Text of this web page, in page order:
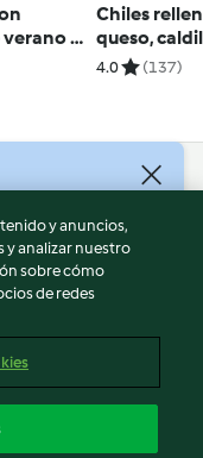
verano y
Chiles
queso,
y gelatina
4.0 (137)
y anuncios,
y analizar nuestro
sobre cómo
de redes